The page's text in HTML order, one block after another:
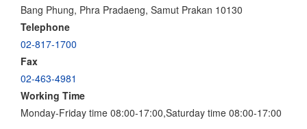
Bang Phung, Phra Pradaeng, Samut Prakan 10130
Telephone
02-817-1700
Fax
02-463-4981
Working Time
Monday-Friday time 08:00-17:00,Saturday time 08:00-17:00